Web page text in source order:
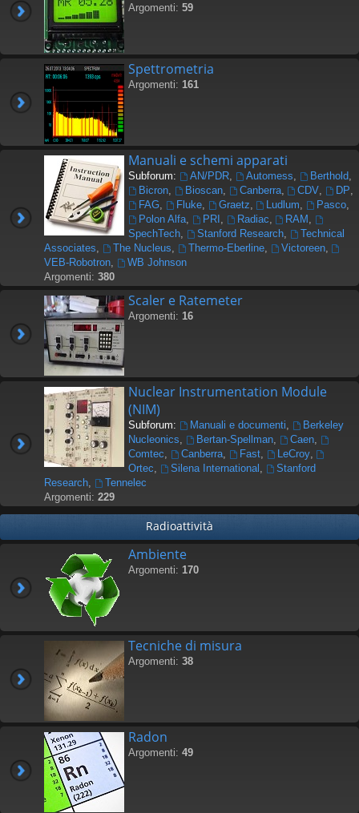
Argomenti: 59
Spettrometria
Argomenti: 161
Manuali e schemi apparati
Subforum: AN/PDR, Automess, Berthold,
Bicron, Bioscan, Canberra, CDV, DP,
FAG, Fluke, Graetz, Ludlum, Pasco,
Polon Alfa, PRI , Radiac, RAM ,
SpechTech, Stanford Research,
Technical
Associates, The Nucleus, Thermo-Eberline, Victoreen,
VEB-Robotron,
WB Johnson
Argomenti: 380
Scaler e Ratemeter
Argomenti: 16
Nuclear Instrumentation Module
(NIM)
Subforum: Manuali e documenti,
Berkeley
Nucleonics, Bertan-Spellman, Caen,
Comtec, Canberra, Fast, LeCroy,
Ortec, Silena International ,
Stanford
Research,
Tennelec
Argomenti: 229
Radioattività
Ambiente
Argomenti: 170
Tecniche di misura
Argomenti: 38
Radon
Argomenti: 49